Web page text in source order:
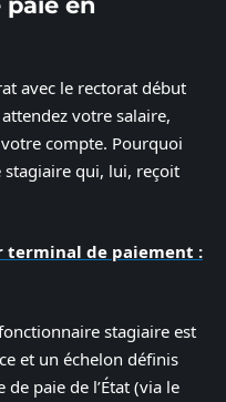
avec le rectorat début
votre salaire,
compte. Pourquoi
stagiaire qui, lui, reçoit
terminal de paiement :
stagiaire est
et un échelon définis
paie de l’État (via le